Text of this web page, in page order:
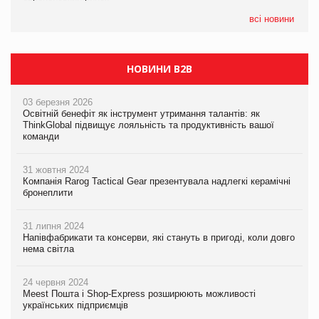
всі новини
НОВИНИ B2B
03 березня 2026
Освітній бенефіт як інструмент утримання талантів: як
ThinkGlobal підвищує лояльність та продуктивність вашої
команди
31 жовтня 2024
Компанія Rarog Tactical Gear презентувала надлегкі керамічні
бронеплити
31 липня 2024
Напівфабрикати та консерви, які стануть в пригоді, коли довго
нема світла
24 червня 2024
Meest Пошта і Shop-Express розширюють можливості
українських підприємців